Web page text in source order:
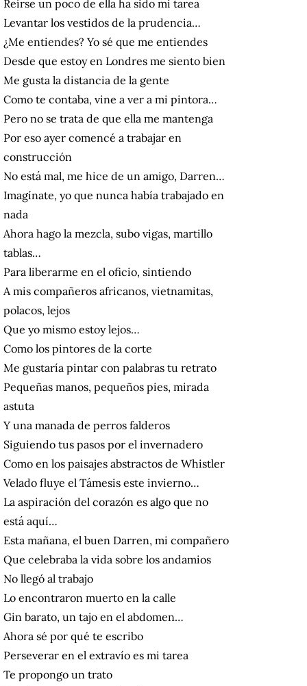
Reírse un poco de ella ha sido mi tarea
Levantar los vestidos de la prudencia…
¿Me entiendes? Yo sé que me entiendes
Desde que estoy en Londres me siento bien
Me gusta la distancia de la gente
Como te contaba, vine a ver a mi pintora…
Pero no se trata de que ella me mantenga
Por eso ayer comencé a trabajar en
construcción
No está mal, me hice de un amigo, Darren…
Imagínate, yo que nunca había trabajado en
nada
Ahora hago la mezcla, subo vigas, martillo
tablas…
Para liberarme en el oficio, sintiendo
A mis compañeros africanos, vietnamitas,
polacos, lejos
Que yo mismo estoy lejos…
Como los pintores de la corte
Me gustaría pintar con palabras tu retrato
Pequeñas manos, pequeños pies, mirada
astuta
Y una manada de perros falderos
Siguiendo tus pasos por el invernadero
Como en los paisajes abstractos de Whistler
Velado fluye el Támesis este invierno…
La aspiración del corazón es algo que no
está aquí…
Esta mañana, el buen Darren, mi compañero
Que celebraba la vida sobre los andamios
No llegó al trabajo
Lo encontraron muerto en la calle
Gin barato, un tajo en el abdomen…
Ahora sé por qué te escribo
Perseverar en el extravío es mi tarea
Te propongo un trato